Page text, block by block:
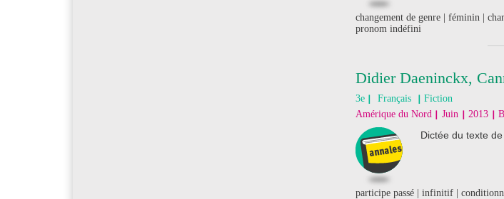
changement de genre | féminin |
pronom indéfini
Didier Daeninckx,
3e Français
Fiction
Amérique du Nord Juin 2013
Dictée du texte
participe passé | infinitif |